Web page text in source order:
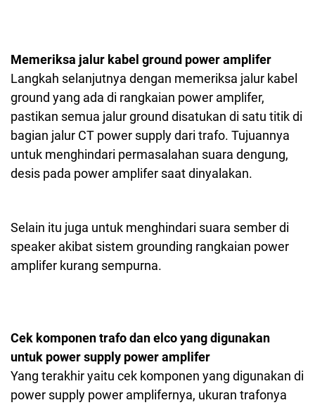
Memeriksa jalur kabel ground power amplifer
Langkah selanjutnya dengan memeriksa jalur kabel
ground yang ada di rangkaian power amplifer,
pastikan semua jalur ground disatukan di satu titik di
bagian jalur CT power supply dari trafo. Tujuannya
untuk menghindari permasalahan suara dengung,
desis pada power amplifer saat dinyalakan.
Selain itu juga untuk menghindari suara sember di
speaker akibat sistem grounding rangkaian power
amplifer kurang sempurna.
Cek komponen trafo dan elco yang digunakan
untuk power supply power amplifer
Yang terakhir yaitu cek komponen yang digunakan di
power supply power amplifernya, ukuran trafonya